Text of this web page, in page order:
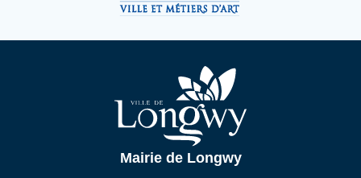
Mairie de Longwy